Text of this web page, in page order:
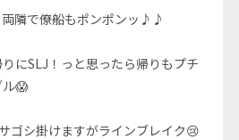
両隣で僚船もポンポンッ♪♪
にSLJ！っと思ったら帰りもプチ
ル😱
ゴシ掛けますがラインブレイク😢